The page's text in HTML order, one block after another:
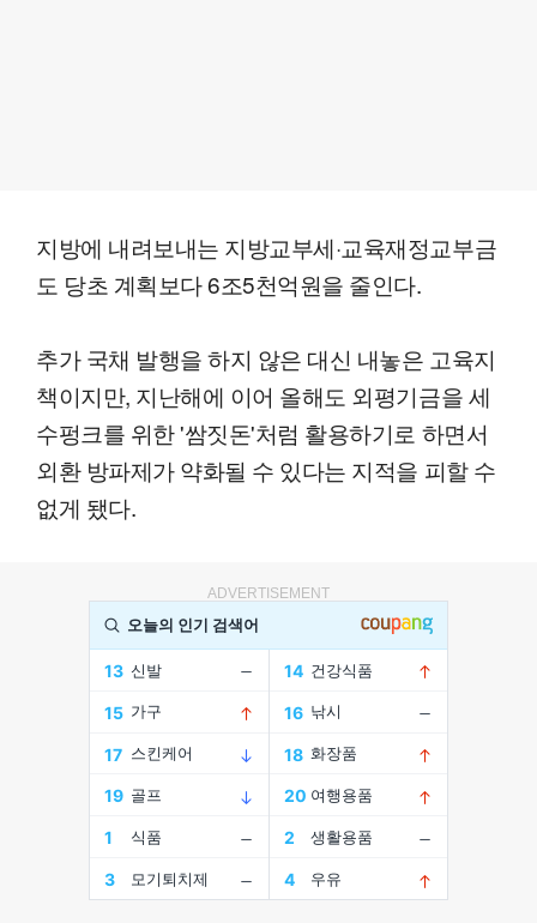
지방에 내려보내는 지방교부세·교육재정교부금
도 당초 계획보다 6조5천억원을 줄인다.
추가 국채 발행을 하지 않은 대신 내놓은 고육지
책이지만, 지난해에 이어 올해도 외평기금을 세
수펑크를 위한 '쌈짓돈'처럼 활용하기로 하면서
외환 방파제가 약화될 수 있다는 지적을 피할 수
없게 됐다.
ADVERTISEMENT